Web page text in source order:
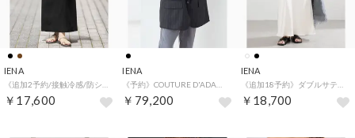
IENA
￥17,600
IENA
￥79,200
IENA
￥18,700